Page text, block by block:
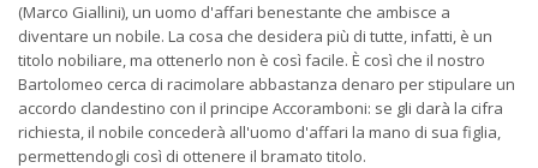
(Marco Giallini), un uomo d'affari benestante che ambisce a
diventare un nobile. La cosa che desidera più di tutte, infatti, è un
titolo nobiliare, ma ottenerlo non è così facile. È così che il nostro
Bartolomeo cerca di racimolare abbastanza denaro per stipulare un
accordo clandestino con il principe Accoramboni: se gli darà la cifra
richiesta, il nobile concederà all'uomo d'affari la mano di sua figlia,
permettendogli così di ottenere il bramato titolo.